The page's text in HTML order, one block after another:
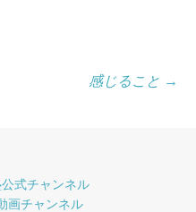
感じること →
式チャンネル
画チャンネル